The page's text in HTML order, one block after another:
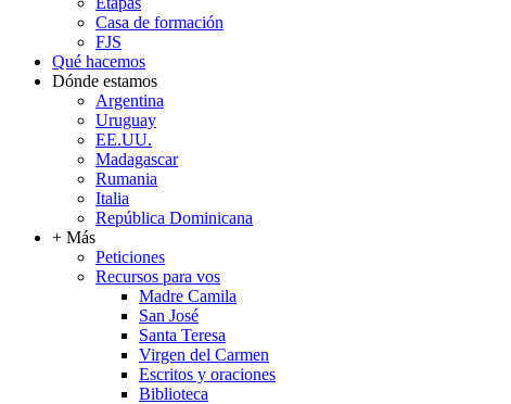
Casa de formación
FJS
Qué hacemos
Dónde estamos
Argentina
Uruguay
EE.UU.
Madagascar
Rumania
Italia
República Dominicana
+ Más
Peticiones
Recursos para vos
Madre Camila
San José
Santa Teresa
Virgen del Carmen
Escritos y oraciones
Biblioteca